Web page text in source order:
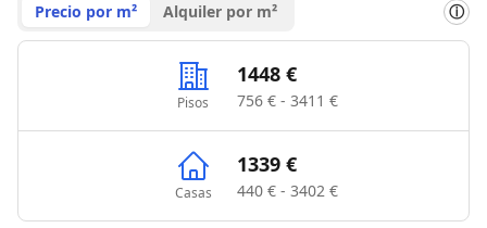
Precio por m² Alquiler por m² ⓘ
Pisos
1448 €
756 € - 3411 €
Casas
1339 €
440 € - 3402 €